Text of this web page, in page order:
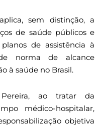
sem distinção, a
de saúde públicos e
de assistência à
norma de alcance
à saúde no Brasil.
ao tratar da
médico-hospitalar,
objetiva